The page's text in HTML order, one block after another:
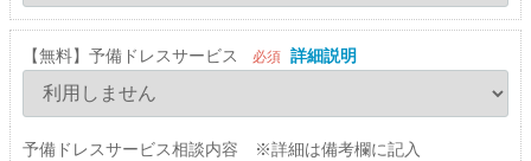
【無料】予備ドレスサービス 必須 詳細説明
予備ドレスサービス相談内容 ※詳細は備考欄に記入